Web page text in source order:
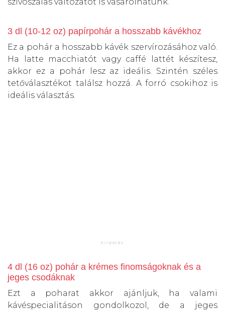
3 dl (10-12 oz) papírpohár a hosszabb kávékhoz
Ez a pohár a hosszabb kávék szervírozásához való.
Ha latte macchiatót vagy caffé lattét készítesz,
akkor ez a pohár lesz az ideális. Szintén széles
tetőválasztékot találsz hozzá. A forró csokihoz is
ideális választás.
4 dl (16 oz) pohár a krémes finomságoknak és a
jeges csodáknak
Ezt a poharat akkor ajánljuk, ha valami
kávéspecialitáson gondolkozol, de a jeges